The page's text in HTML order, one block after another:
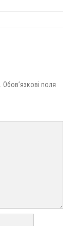
Обов’язкові поля